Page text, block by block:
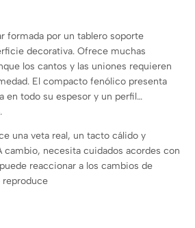
formada por un tablero soporte
decorativa. Ofrece muchas
los cantos y las uniones requieren
El compacto fenólico presenta
en todo su espesor y un perfil
una veta real, un tacto cálido y
cambio, necesita cuidados acordes con
reaccionar a los cambios de
reproduce